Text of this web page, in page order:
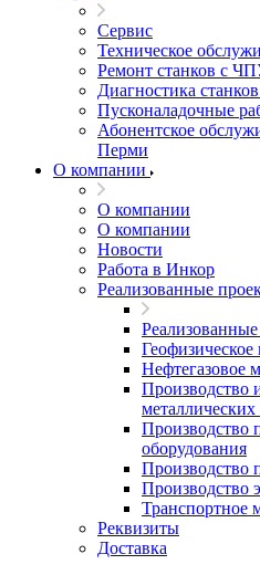
Сервис
Техническое
Ремонт станков с
Диагностика
Пусконаладочные
Абонентское
Перми
О компании
О компании
О компании
Новости
Работа в Инкор
Реализованные
Нефтегазовое
Производство
металлических
Производство
оборудования
Производство
Производство
Транспортное
Реквизиты
Доставка